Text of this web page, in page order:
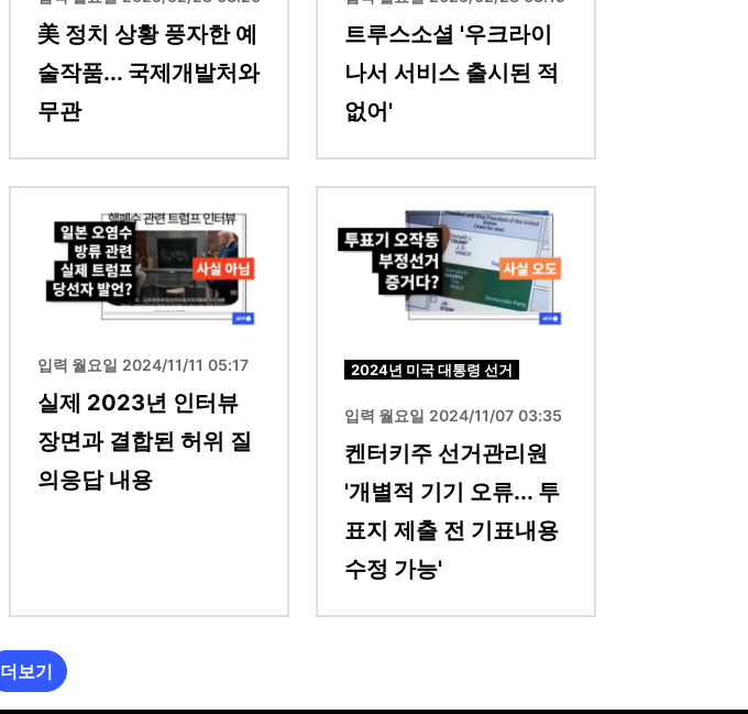
美 정치 상황 풍자한 예
술작품... 국제개발처와
무관
트루스소셜 '우크라이
나서 서비스 출시된 적
없어'
입력 월요일 2024/11/11 05:17
실제 2023년 인터뷰
장면과 결합된 허위 질
의응답 내용
2024년 미국 대통령 선거
입력 월요일 2024/11/07 03:35
켄터키주 선거관리원
'개별적 기기 오류... 투
표지 제출 전 기표내용
수정 가능'
더보기